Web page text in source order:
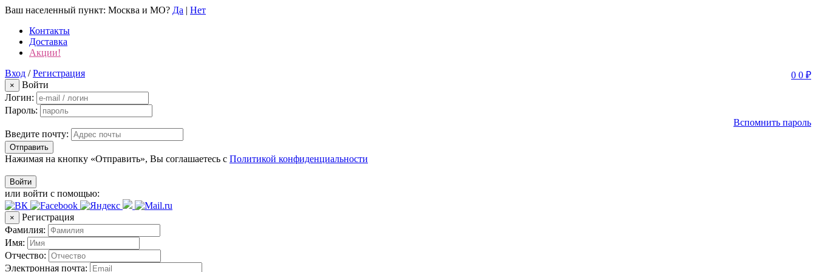
Ваш населенный пункт: Москва и МО? Да | Нет
Контакты
Доставка
Акции!
0 0 ₽
Вход /Регистрация
×
Войти
Логин:
Пароль:
Вспомнить пароль
Введите почту:
Отправить
Нажимая на кнопку «Отправить», Вы соглашаетесь с Политикой конфиденциальности
Войти
или войти с помощью:
×
Регистрация
Фамилия:
Имя:
Отчество:
Электронная почта: